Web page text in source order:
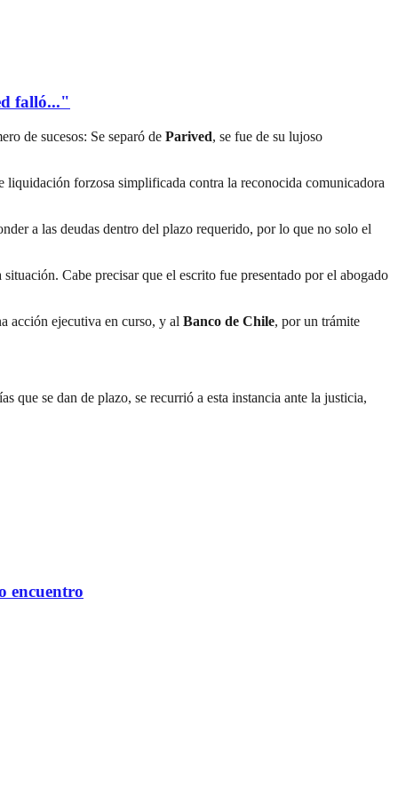
falló..."
de sucesos: Se separó de Parived, se fue de su lujoso
liquidación forzosa simplificada contra la reconocida comunicadora
a las deudas dentro del plazo requerido, por lo que no solo el
Cabe precisar que el escrito fue presentado por el abogado
acción ejecutiva en curso, y al Banco de Chile, por un trámite
que se dan de plazo, se recurrió a esta instancia ante la justicia,
encuentro